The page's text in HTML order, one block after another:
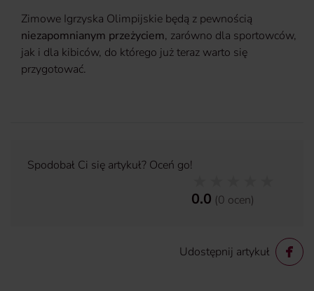
Zimowe Igrzyska Olimpijskie będą z pewnością
niezapomnianym przeżyciem, zarówno dla sportowców,
jak i dla kibiców, do którego już teraz warto się
przygotować.
Spodobał Ci się artykuł? Oceń go!
0.0 (0 ocen)
Udostępnij artykuł